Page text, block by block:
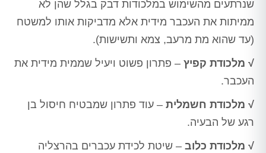
שנרתעים מהשימוש במלכודות דבק בגלל שהן לא
ממיתות את העכבר מידית אלא מדביקות אותו למשטח
(עד שהוא מת מרעב, צמא ותשישות).
√ מלכודת קפיץ – פתרון פשוט ויעיל שממית מידית את
העכבר.
√ מלכודת חשמלית – עוד פתרון שמבטיח חיסול בן
רגע של הבעיה.
√ מלכודת כלוב – שיטת לכידת עכברים בהרצליה